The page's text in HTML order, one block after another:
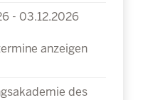
- 03.12.2026
anzeigen
des